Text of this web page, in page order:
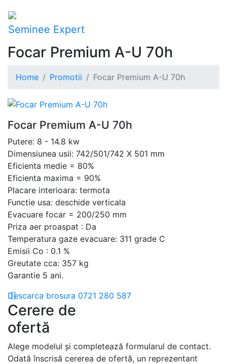
Seminee Expert
Focar Premium A-U 70h
Home Promotii Focar Premium A-U 70h
Focar Premium A-U 70h
Putere: 8 - 14.8 kw
Dimensiunea usii: 742/501/742 X 501 mm
Eficienta medie = 80%
Eficienta maxima = 90%
Placare interioara: termota
Functie usa: deschide verticala
Evacuare focar = 200/250 mm
Priza aer proaspat : Da
Temperatura gaze evacuare: 311 grade C
Emisii Co : 0.1 %
Greutate cca: 357 kg
Garantie 5 ani.
Descarca brosura 0721 280 587
Cerere de
ofertă
Alege modelul și completează formularul de contact.
Odată înscrisă cererea de ofertă, un reprezentant